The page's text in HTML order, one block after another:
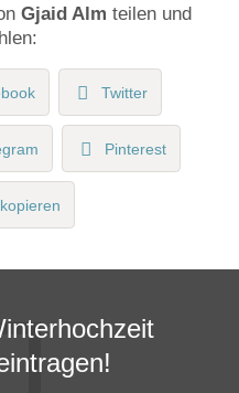
Gjaid Alm teilen und
Twitter
Pinterest